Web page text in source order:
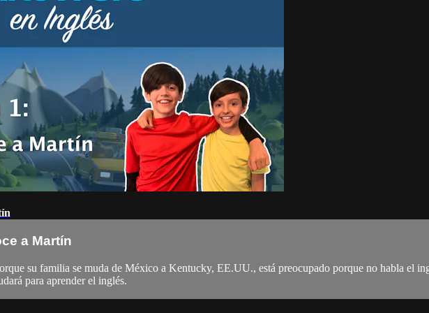
a Martín
su familia se muda de México a Kentucky, EE.UU., está preocupado porque no habla el
para aprender el inglés.